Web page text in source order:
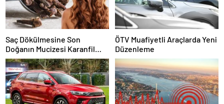
Saç Dökülmesine Son
Doğanın Mucizesi Karanfil
Kürü
ÖTV Muafiyetli Araçlarda Yeni
Düzenleme